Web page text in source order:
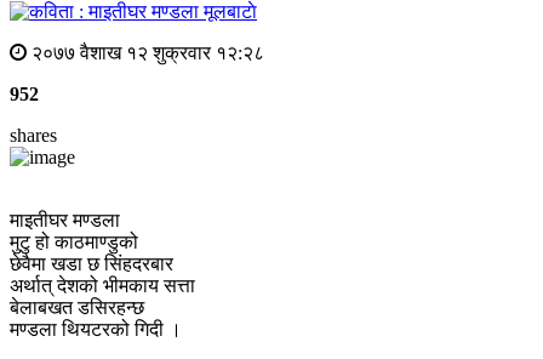
मूलबाटाे
२०७७ वैशाख १२ शुक्रवार १२:२८
952
shares
माइतीघर मण्डला
मुटु हो काठमाण्डुको
छेवैमा खडा छ सिंहदरबार
अर्थात् देशको भीमकाय सत्ता
बेलाबखत डसिरहन्छ
मण्डला थियटरको गिदी ।